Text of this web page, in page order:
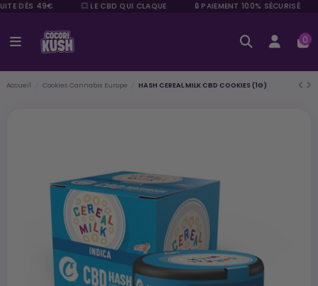
DÈS 49€ 💥 LE CBD QUI CLAQUE 🔒 PAIEMENT 100% SÉCURISÉ
0
Accueil Cookies Cannabis Europe HASH CEREAL MILK CBD COOKIES (1G)